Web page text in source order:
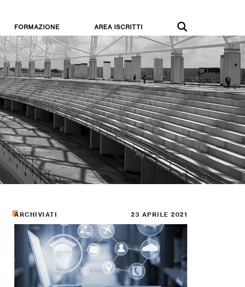
FORMAZIONE AREA ISCRITTI
ARCHIVIATI 23 APRILE 2021